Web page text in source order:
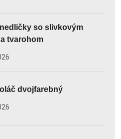
so slivkovým
tvarohom
dvojfarebný